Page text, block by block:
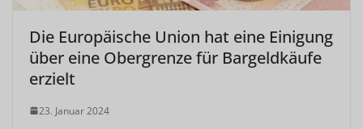
Die Europäische Union hat eine Einigung
über eine Obergrenze für Bargeldkäufe
erzielt
23. Januar 2024